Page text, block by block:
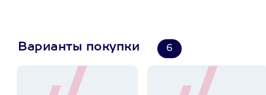
Варианты покупки 6